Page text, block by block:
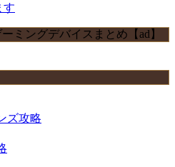
す
ミングデバイスまとめ【ad】
ズ攻略